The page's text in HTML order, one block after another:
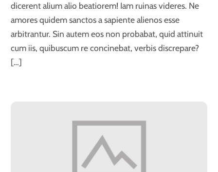
dicerent alium alio beatiorem! Iam ruinas videres. Ne
amores quidem sanctos a sapiente alienos esse
arbitrantur. Sin autem eos non probabat, quid attinuit
cum iis, quibuscum re concinebat, verbis discrepare?
[…]